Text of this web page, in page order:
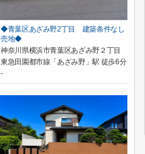
◆青葉区あざみ野2丁目 建築条件なし
売地◆
神奈川県横浜市青葉区あざみ野２丁目
東急田園都市線「あざみ野」駅 徒歩6分
-